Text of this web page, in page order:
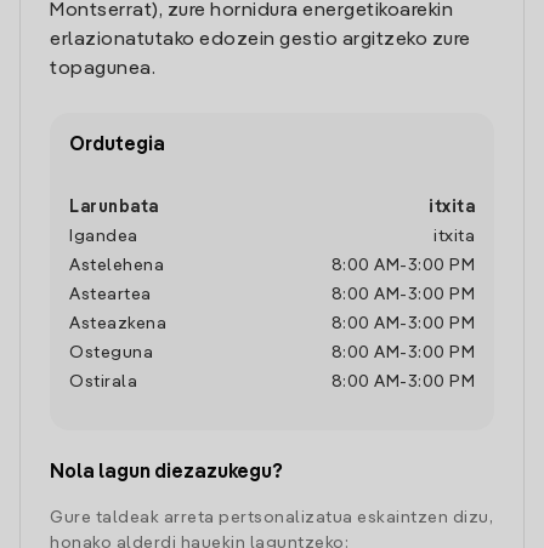
Montserrat), zure hornidura energetikoarekin
erlazionatutako edozein gestio argitzeko zure
topagunea.
Ordutegia
Larunbata
itxita
Igandea
itxita
Astelehena
8:00 AM -3:00 PM
Asteartea
8:00 AM -3:00 PM
Asteazkena
8:00 AM -3:00 PM
Osteguna
8:00 AM -3:00 PM
Ostirala
8:00 AM -3:00 PM
Nola lagun diezazukegu?
Gure taldeak arreta pertsonalizatua eskaintzen dizu,
honako alderdi hauekin laguntzeko: